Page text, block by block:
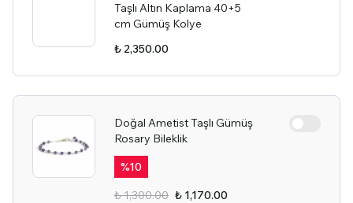
Taşlı Altın Kaplama 40+5
cm Gümüş Kolye
₺ 2,350.00
Doğal Ametist Taşlı Gümüş
Rosary Bileklik
%10
₺ 1,300.00 ₺ 1,170.00